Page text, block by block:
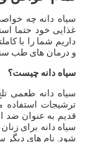
سیاه دانه چه
غذایی خود حتما
داریم شما را با
و درمان های طب
سیاه دانه چیست؟
سیاه دانه طعمی
ترشیجات
قدیم به عنوان ضد
سیاه دانه برای
شود. نام های دیگر